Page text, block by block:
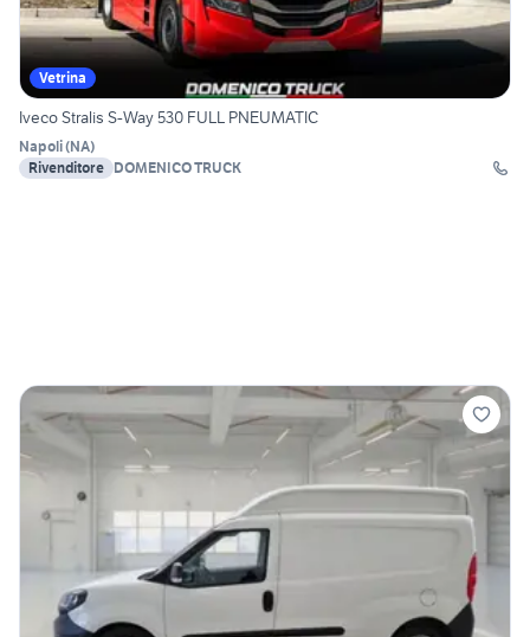
Vetrina
Iveco Stralis S-Way 530 FULL PNEUMATIC
Napoli(NA)
Rivenditore DOMENICO TRUCK